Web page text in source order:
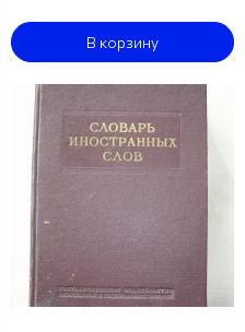
В корзину